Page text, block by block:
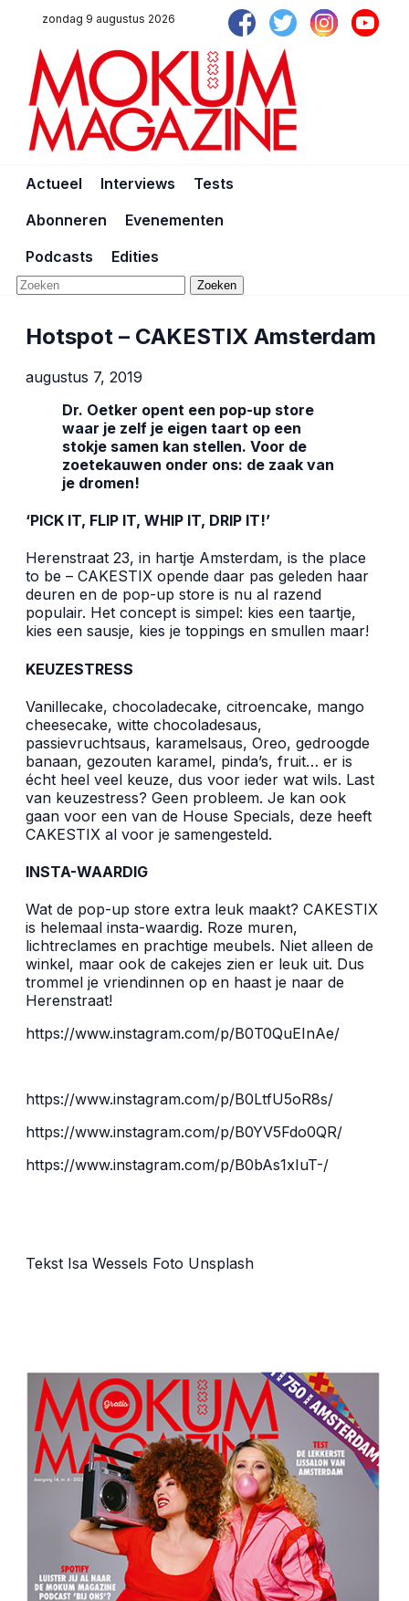
zondag 9 augustus 2026
Actueel Interviews
Tests
Abonneren
Evenementen
Podcasts
Edities
Zoeken
Hotspot – CAKESTIX Amsterdam
augustus 7, 2019
Dr. Oetker opent een pop-up store
waar je zelf je eigen taart op een
stokje samen kan stellen. Voor de
zoetekauwen onder ons: de zaak van
je dromen!
‘PICK IT, FLIP IT, WHIP IT, DRIP IT!’
Herenstraat 23, in hartje Amsterdam, is the place
to be – CAKESTIX opende daar pas geleden haar
deuren en de pop-up store is nu al razend
populair. Het concept is simpel: kies een taartje,
kies een sausje, kies je toppings en smullen maar!
KEUZESTRESS
Vanillecake, chocoladecake, citroencake, mango
cheesecake, witte chocoladesaus,
passievruchtsaus, karamelsaus, Oreo, gedroogde
banaan, gezouten karamel, pinda’s, fruit… er is
écht heel veel keuze, dus voor ieder wat wils. Last
van keuzestress? Geen probleem. Je kan ook
gaan voor een van de House Specials, deze heeft
CAKESTIX al voor je samengesteld.
INSTA-WAARDIG
Wat de pop-up store extra leuk maakt? CAKESTIX
is helemaal insta-waardig. Roze muren,
lichtreclames en prachtige meubels. Niet alleen de
winkel, maar ook de cakejes zien er leuk uit. Dus
trommel je vriendinnen op en haast je naar de
Herenstraat!
https://www.instagram.com/p/B0T0QuEInAe/
https://www.instagram.com/p/B0LtfU5oR8s/
https://www.instagram.com/p/B0YV5Fdo0QR/
https://www.instagram.com/p/B0bAs1xIuT-/
Tekst Isa Wessels Foto Unsplash